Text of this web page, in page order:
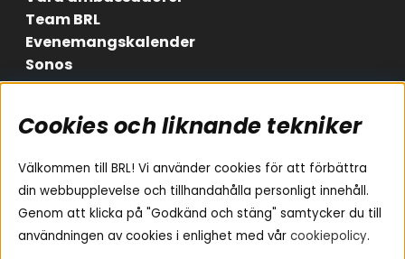
Team BRL
Evenemangskalender
Sonos
Områden
Billjud
Hemmaljud
Medarbetare
Vad passar i min bil
Yamaha Musiccast
Följ oss
Instagram
Facebook
Youtube
Cookies och liknande tekniker
Välkommen till BRL! Vi använder cookies för att förbättra
din webbupplevelse och tillhandahålla personligt innehåll.
Genom att klicka på "Godkänd och stäng" samtycker du till
användningen av cookies i enlighet med vår cookiepolicy.